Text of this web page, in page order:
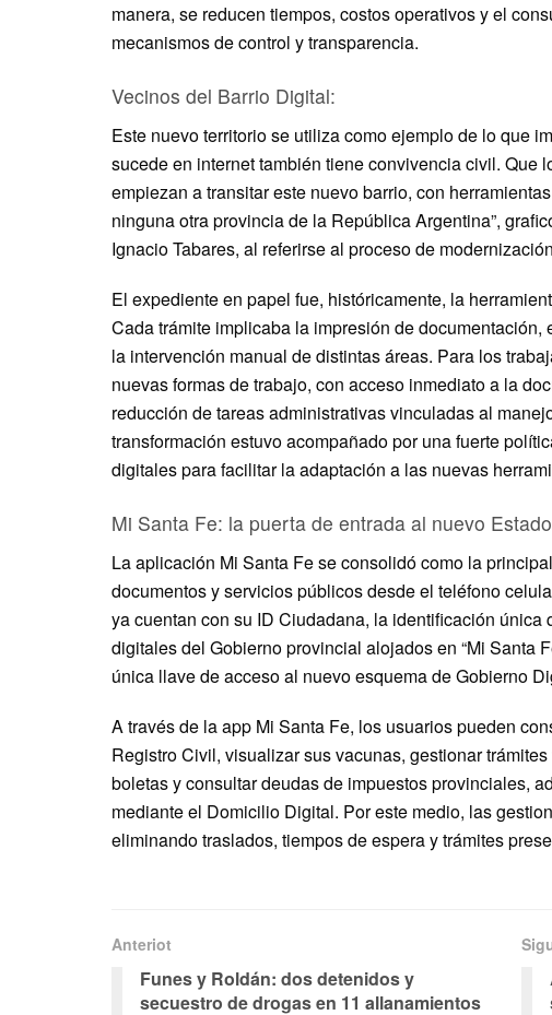
manera, se reducen tiempos, costos operativos y el
mecanismos de control y transparencia.
Vecinos del Barrio Digital:
Este nuevo territorio se utiliza como ejemplo de lo que
sucede en internet también tiene convivencia civil. Que
empiezan a transitar este nuevo barrio, con
ninguna otra provincia de la República Argentina”,
Ignacio Tabares, al referirse al proceso de
El expediente en papel fue, históricamente, la
Cada trámite implicaba la impresión de
la intervención manual de distintas áreas. Para los
nuevas formas de trabajo, con acceso inmediato a la
reducción de tareas administrativas vinculadas al
transformación estuvo acompañado por una fuerte
digitales para facilitar la adaptación a las nuevas
Mi Santa Fe: la puerta de entrada al nuevo
La aplicación Mi Santa Fe se consolidó como la
documentos y servicios públicos desde el teléfono
ya cuentan con su ID Ciudadana, la identificación
digitales del Gobierno provincial alojados en “Mi Santa
única llave de acceso al nuevo esquema de Gobierno
A través de la app Mi Santa Fe, los usuarios pueden
Registro Civil, visualizar sus vacunas, gestionar
boletas y consultar deudas de impuestos provinciales,
mediante el Domicilio Digital. Por este medio, las
eliminando traslados, tiempos de espera y trámites
Anteriot
Funes y Roldán: dos detenidos y
secuestro de drogas en 11 allanamientos